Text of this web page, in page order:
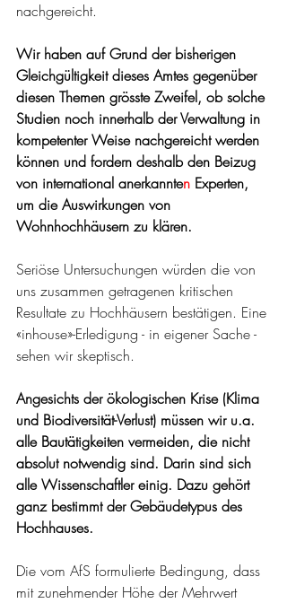
nachgereicht.
Wir haben auf Grund der bisherigen
Gleichgültigkeit dieses Amtes gegenüber
diesen Themen grösste Zweifel, ob solche
Studien noch innerhalb der Verwaltung in
kompetenter Weise nachgereicht werden
können und fordern deshalb den Beizug
von international anerkannten Experten,
um die Auswirkungen von
Wohnhochhäusern zu klären.
Seriöse Untersuchungen würden die von
uns zusammen getragenen kritischen
Resultate zu Hochhäusern bestätigen. Eine
«inhouse»-Erledigung - in eigener Sache -
sehen wir skeptisch.
Angesichts der ökologischen Krise (Klima
und Biodiversität-Verlust) müssen wir u.a.
alle Bautätigkeiten vermeiden, die nicht
absolut notwendig sind. Darin sind sich
alle Wissenschaftler einig. Dazu gehört
ganz bestimmt der Gebäudetypus des
Hochhauses.
Die vom AfS formulierte Bedingung, dass
mit zunehmender Höhe der Mehrwert